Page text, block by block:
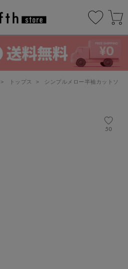
> トップス >
シンプルメロー半袖カットソ
50